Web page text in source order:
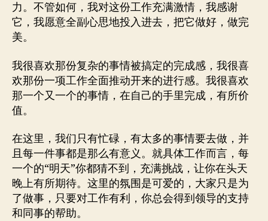
力。不管如何，我对这份工作充满激情，我感谢
它，我愿意全副心思地投入进去，把它做好，做完
美。
我很喜欢那份复杂的事情被搞定的完成感，我很喜
欢那份一项工作全面推动开来的进行感。我很喜欢
那一个又一个的事情，在自己的手里完成，有所价
值。
在这里，我们只有忙碌，有太多的事情要去做，并
且每一件事都是那么有意义。就具体工作而言，每
一个的“明天”你都猜不到，充满挑战，让你在头天
晚上有所期待。这里的氛围是可爱的，大家只是为
了做事，只要对工作有利，你总会得到领导的支持
和同事的帮助。